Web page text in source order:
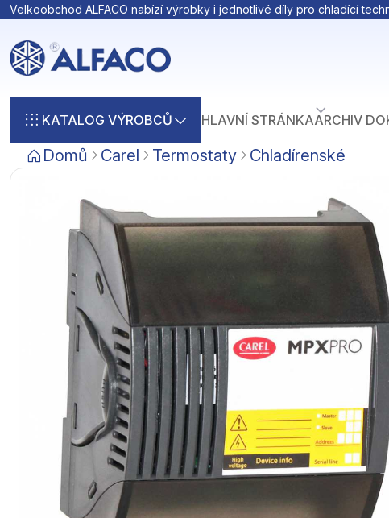
Velkoobchod ALFACO nabízí výrobky i jednotlivé díly pro chladící
KATALOG VÝROBCŮ HLAVNÍ STRÁNKAARCHIV
Domů Carel Termostaty Chladírenské